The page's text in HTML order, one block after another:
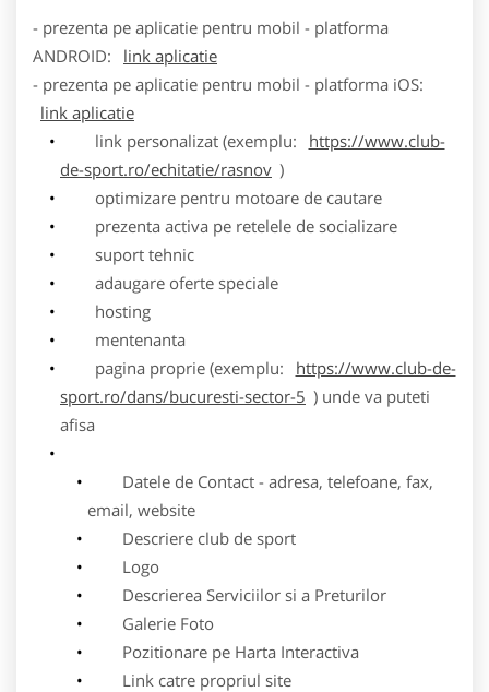
- prezenta pe aplicatie pentru mobil - platforma
ANDROID:
link aplicatie
- prezenta pe aplicatie pentru mobil - platforma iOS:
link aplicatie
link personalizat (exemplu:
https://www.club-
de-sport.ro/echitatie/rasnov )
optimizare pentru motoare de cautare
prezenta activa pe retelele de socializare
suport tehnic
adaugare oferte speciale
hosting
mentenanta
pagina proprie (exemplu:
https://www.club-de-
sport.ro/dans/bucuresti-sector-5 ) unde va puteti
afisa
Datele de Contact - adresa, telefoane, fax,
email, website
Descriere club de sport
Logo
Descrierea Serviciilor si a Preturilor
Galerie Foto
Pozitionare pe Harta Interactiva
Link catre propriul site